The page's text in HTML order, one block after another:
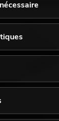
de